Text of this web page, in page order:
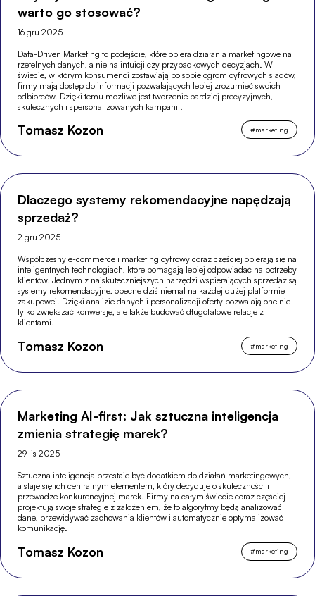
warto go stosować?
16 gru 2025
Data-Driven Marketing to podejście, które opiera działania marketingowe na
rzetelnych danych, a nie na intuicji czy przypadkowych decyzjach. W
świecie, w którym konsumenci zostawiają po sobie ogrom cyfrowych śladów,
firmy mają dostęp do informacji pozwalających lepiej zrozumieć swoich
odbiorców. Dzięki temu możliwe jest tworzenie bardziej precyzyjnych,
skutecznych i spersonalizowanych kampanii.
Tomasz Kozon #marketing
Dlaczego systemy rekomendacyjne napędzają
sprzedaż?
2 gru 2025
Współczesny e-commerce i marketing cyfrowy coraz częściej opierają się na
inteligentnych technologiach, które pomagają lepiej odpowiadać na potrzeby
klientów. Jednym z najskuteczniejszych narzędzi wspierających sprzedaż są
systemy rekomendacyjne, obecne dziś niemal na każdej dużej platformie
zakupowej. Dzięki analizie danych i personalizacji oferty pozwalają one nie
tylko zwiększać konwersję, ale także budować długofalowe relacje z
klientami.
Tomasz Kozon #marketing
Marketing AI-first: Jak sztuczna inteligencja
zmienia strategię marek?
29 lis 2025
Sztuczna inteligencja przestaje być dodatkiem do działań marketingowych,
a staje się ich centralnym elementem, który decyduje o skuteczności i
przewadze konkurencyjnej marek. Firmy na całym świecie coraz częściej
projektują swoje strategie z założeniem, że to algorytmy będą analizować
dane, przewidywać zachowania klientów i automatycznie optymalizować
komunikację.
Tomasz Kozon #marketing